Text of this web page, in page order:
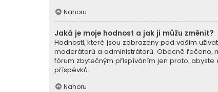
Nahoru
Jaká je moje hodnost a jak ji můžu změnit?
Hodnosti, které jsou zobrazeny pod vaším
moderátorů a administrátorů. Obecně řečeno,
fórum zbytečným přispíváním jen proto,
příspěvků.
Nahoru